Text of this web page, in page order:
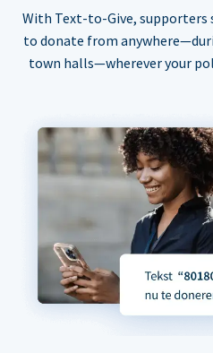
With Text-to-Give, supporters
to donate from
town halls—wherever your